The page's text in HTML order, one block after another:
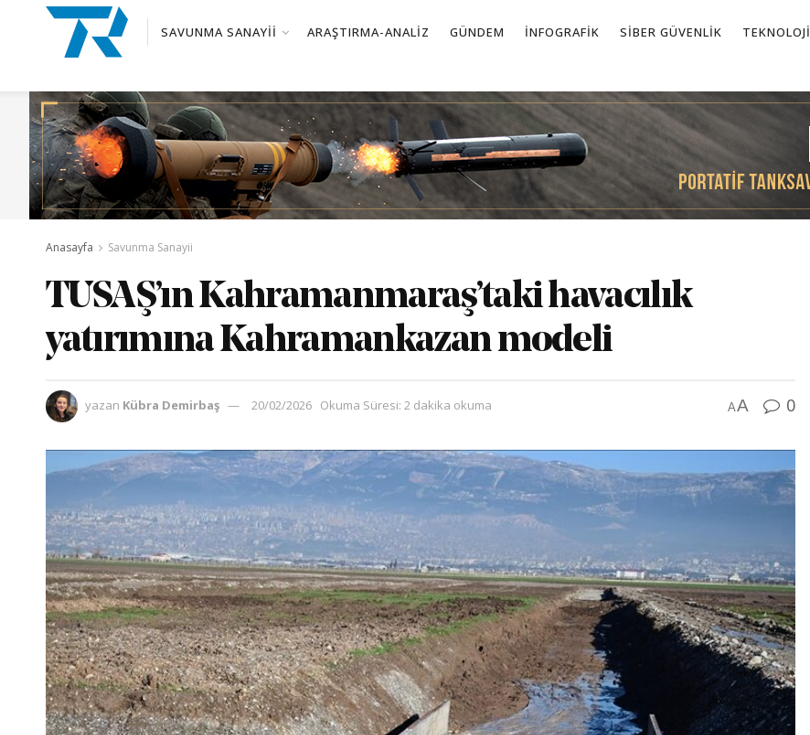
SAVUNMA SANAYII ARAŞTIRMA-ANALIZ GÜNDEM İNFOGRAFIK SIBER GÜVENLIK TEKNOLOJI
Anasayfa Savunma Sanayii
TUSAŞ’ın Kahramanmaraş’taki havacılık
yatırımına Kahramankazan modeli
yazan Kübra Demirbaş 20/02/2026 Okuma Süresi: 2 dakika okuma AA 0